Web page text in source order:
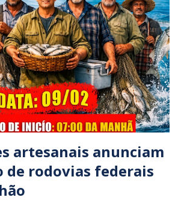
alcoólicas foram avistadas no
O motorista, identificado por
irmão do vereador "Neguinho do
do Pará, evadiu-se do local sem
às vítimas. ​Atendimento e Danos ​A
(PRF) foi acionada para atender a
artesanais anunciam
de rodovias federais